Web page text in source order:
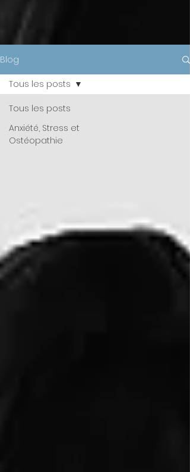
Blog
Tous les posts
Anxiété, Stress et
Ostéopathie
Tous les posts